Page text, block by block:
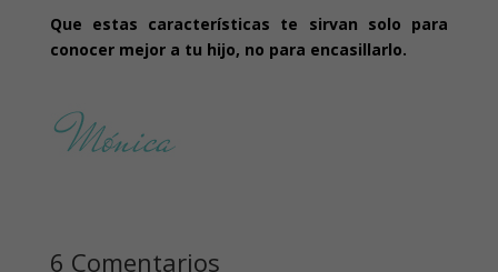
Que estas características te sirvan solo para
conocer mejor a tu hijo, no para encasillarlo.
6 Comentarios